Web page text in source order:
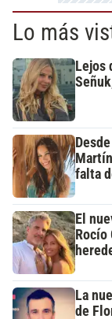
Lo más
Lejos
falta
El
La
de